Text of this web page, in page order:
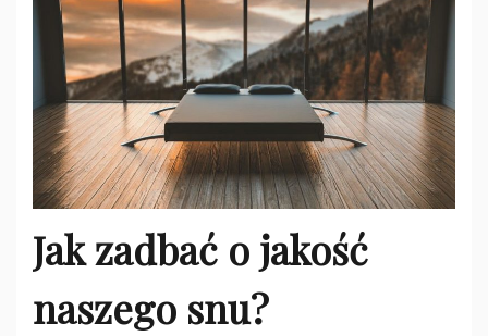
Jak zadbać o jakość
naszego snu?